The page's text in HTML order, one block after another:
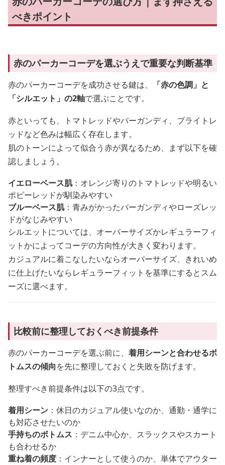
べきポイント
赤のパーカーコーデを選ぶうえで重要な判断基準
赤のパーカーコーデを成功させる鍵は、
「赤の色調」と
「シルエット」の2軸で選ぶことです。
赤といっても、トマトレッドやバーガンディ、ブライトレ
ッドなど色みは幅広く存在します。
肌のトーンによって似合う赤が異なるため、まず以下を確
認しましょう。
イエローベース肌：オレンジ寄りのトマトレッドや明るい
ポピーレッドが馴染みやすい
ブルーベース肌：青みがかったバーガンディやローズレッ
ドがなじみやすい
シルエットについては、オーバーサイズかレギュラーフィ
ットかによってコーデの方向性が大きく変わります。
カジュアルに着こなしたいならオーバーサイズ、きれいめ
に仕上げたいならレギュラーフィットを基準にするとスム
ーズに選べます。
比較前に整理しておくべき前提条件
赤のパーカーコーデを選ぶ前に、 着用シーンと合わせるボ
トムスの傾向を先に整理しておくと失敗を防げます。
整理すべき前提条件は以下の3点です。
着用シーン ：休日のカジュアル使いなのか、通勤・通学に
も対応させたいのか
手持ちのボトムス ：デニム中心か、スラックスやスカート
も合わせるか
重ね着の頻度 ：インナーとして使うのか、単体でアウター